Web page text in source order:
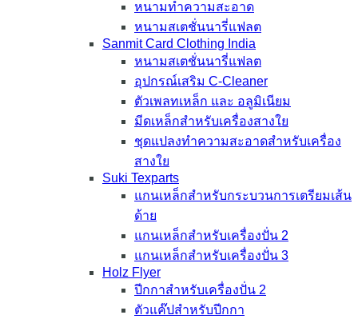
หนามทำความสะอาด
หนามสเตชั่นนารี่แฟลต
Sanmit Card Clothing India
หนามสเตชั่นนารี่แฟลต
อุปกรณ์เสริม C-Cleaner
ตัวเพลทเหล็ก และ อลูมิเนียม
มีดเหล็กสำหรับเครื่องสางใย
ชุดแปลงทำความสะอาดสำหรับเครื่อง
สางใย
Suki Texparts
แกนเหล็กสำหรับกระบวนการเตรียมเส้น
ด้าย
แกนเหล็กสำหรับเครื่องปั่น 2
แกนเหล็กสำหรับเครื่องปั่น 3
Holz Flyer
ปีกกาสำหรับเครื่องปั่น 2
ตัวแค๊ปสำหรับปีกกา